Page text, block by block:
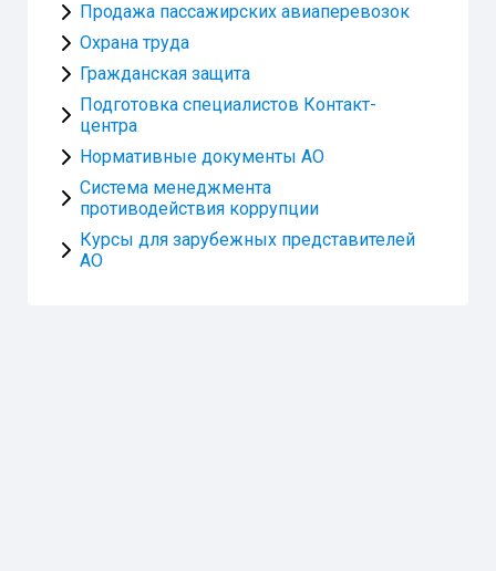
Продажа пассажирских авиаперевозок
Охрана труда
Гражданская защита
Подготовка специалистов Контакт-
центра
Нормативные документы АО
Система менеджмента
противодействия коррупции
Курсы для зарубежных представителей
АО